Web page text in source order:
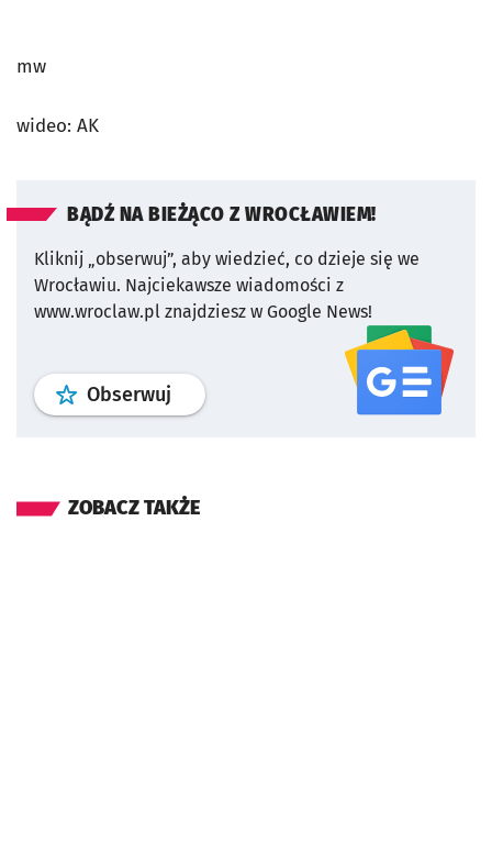
mw
wideo: AK
BĄDŹ NA BIEŻĄCO Z WROCŁAWIEM!
Kliknij „obserwuj”, aby wiedzieć, co dzieje się we
Wrocławiu. Najciekawsze wiadomości z
www.wroclaw.pl znajdziesz w Google News!
Obserwuj profil serwisu
ZOBACZ TAKŻE